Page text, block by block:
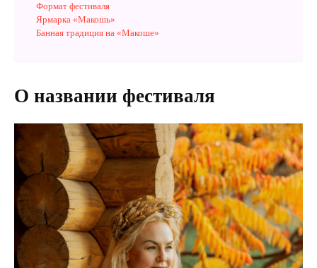
Формат фестиваля
Ярмарка «Макошь»
Банная традиция на «Макоше»
О названии фестиваля